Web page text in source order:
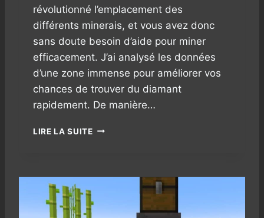
révolutionné l’emplacement des
différents minerais, et vous avez donc
sans doute besoin d’aide pour miner
efficacement. J’ai analysé les données
d’une zone immense pour améliorer vos
chances de trouver du diamant
rapidement. De manière…
LIRE LA SUITEM
C
A